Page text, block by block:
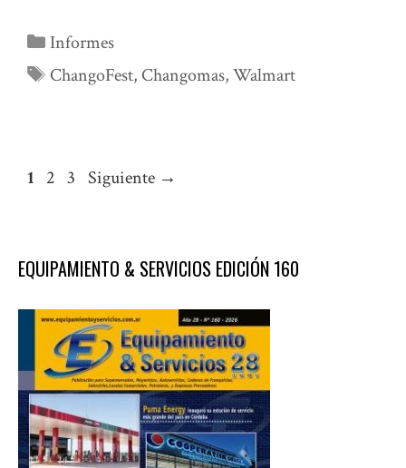
Categorías
Informes
Etiquetas
ChangoFest, Changomas,Walmart
Página
1 Página
2 Página
3 Siguiente →
EQUIPAMIENTO & SERVICIOS EDICIÓN 160